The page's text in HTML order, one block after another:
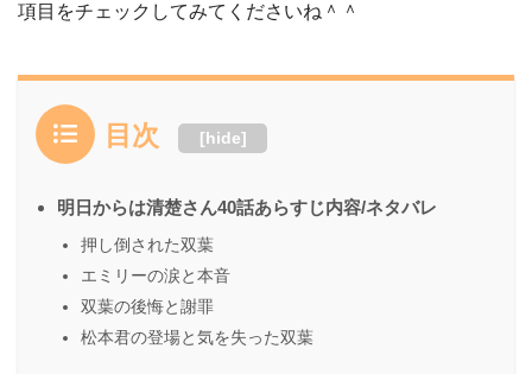
項目をチェックしてみてくださいね＾＾
目次 [hide]
明日からは清楚さん40話あらすじ内容/ネタバレ
押し倒された双葉
エミリーの涙と本音
双葉の後悔と謝罪
松本君の登場と気を失った双葉